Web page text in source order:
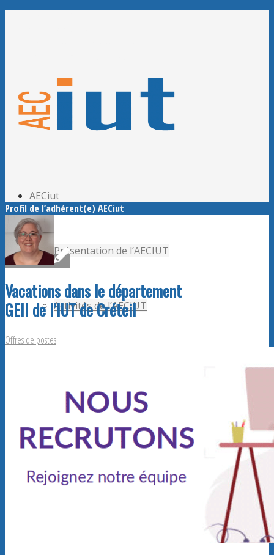
AECiut
Présentation de l’AECIUT
Activités de l’AECIUT
Adhérents AECiut
Promouvoir l’AECiut
Profil de l’adhérent(e) AECiut
Vacations dans le département
GEII de l’IUT de Créteil
Offres de postes